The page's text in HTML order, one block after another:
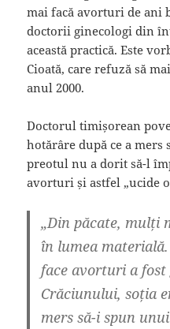
mai facă avorturi de ani
doctorii ginecologi din
această practică. Este
Cioată, care refuză să
anul 2000.
Doctorul timișorean
hotărâre după ce a mers
preotul nu a dorit să-l
avorturi și astfel „ucide
„Din păcate, mulți
în lumea
face avorturi a
Crăciunului, soția
mers să-i spun